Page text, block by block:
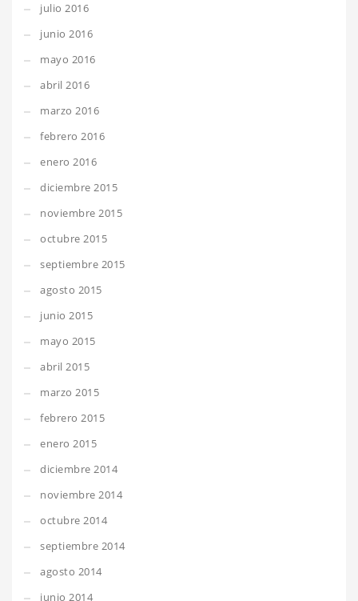
julio 2016
junio 2016
mayo 2016
abril 2016
marzo 2016
febrero 2016
enero 2016
diciembre 2015
noviembre 2015
octubre 2015
septiembre 2015
agosto 2015
junio 2015
mayo 2015
abril 2015
marzo 2015
febrero 2015
enero 2015
diciembre 2014
noviembre 2014
octubre 2014
septiembre 2014
agosto 2014
junio 2014